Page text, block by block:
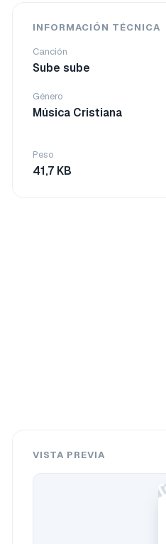
INFORMACIÓN TÉCNICA
Canción
Sube sube
Género
Música Cristiana
Peso
41,7 KB
VISTA PREVIA